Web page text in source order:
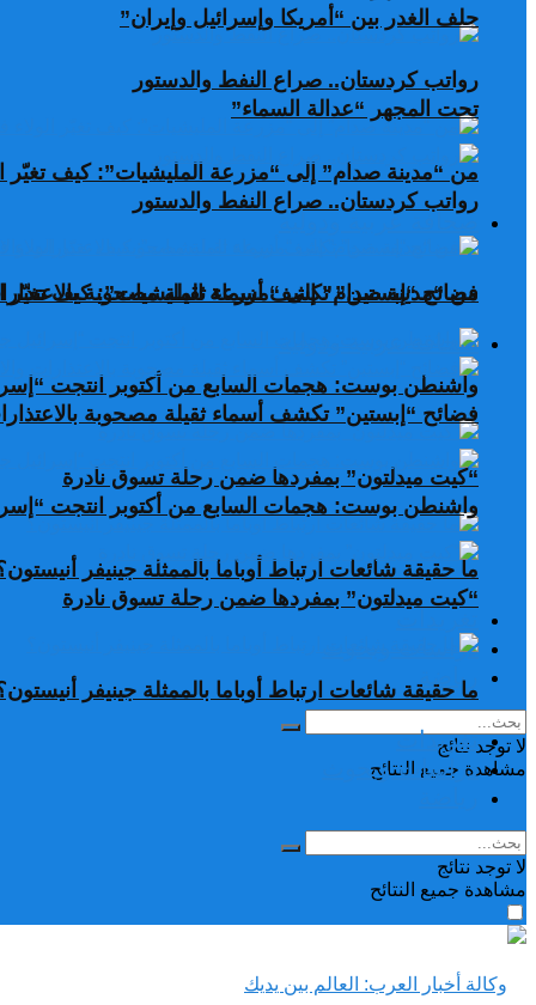
رواتب كردستان.. صراع النفط والدستور
من “مدينة صدام” إلى “مزرعة المليشيات”: كيف تغيّر
صحافة عربية ودولية
فضائح “إبستين” تكشف أسماء ثقيلة مصحوبة
واشنطن بوست: هجمات السابع من أكتوبر انتجت
“كيت ميدلتون” بمفردها ضمن رحلة تسوق نادرة
ما حقيقة شائعات ارتباط أوباما بالممثلة جينيفر
دراسات وبحوث
رياضة
لا توجد نتائج
مشاهدة جميع النتائح
حلف الغدر بين “أمريكا وإسرائيل وإيران”
تحت المجهر “عدالة السماء”
رواتب كردستان.. صراع النفط والدستور
من “مدينة صدام” إلى “مزرعة المليشيات”: كيف تغيّر
صحافة عربية ودولية
فضائح “إبستين” تكشف أسماء ثقيلة مصحوبة
واشنطن بوست: هجمات السابع من أكتوبر انتجت
“كيت ميدلتون” بمفردها ضمن رحلة تسوق نادرة
ما حقيقة شائعات ارتباط أوباما بالممثلة جينيفر
تغريدات
دراسات وبحوث
لا توجد نتائج
مشاهدة جميع النتائح